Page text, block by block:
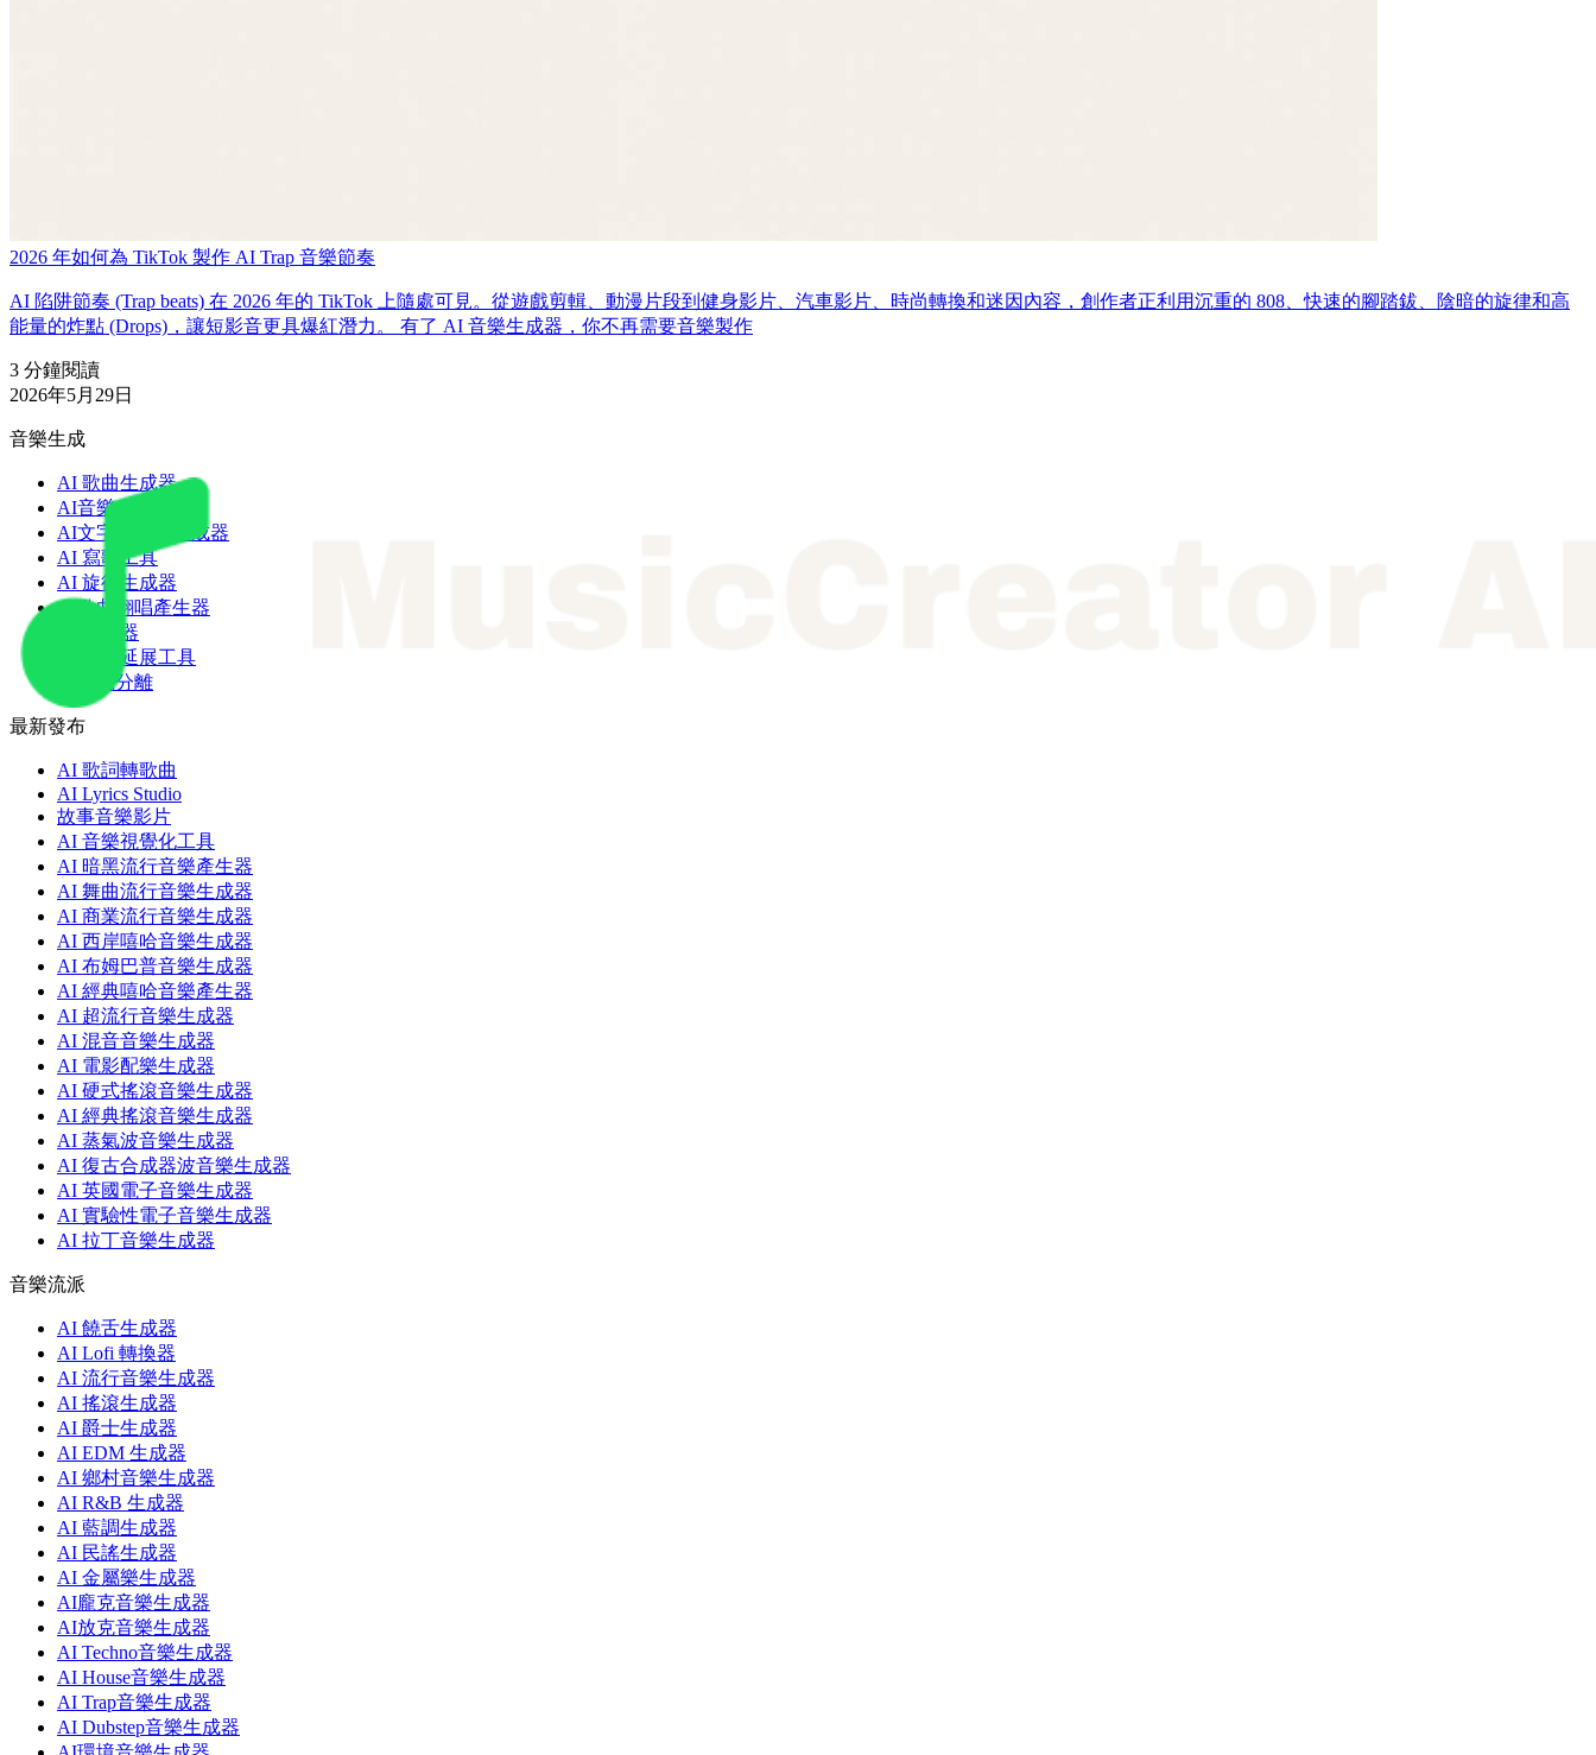
2026 年如何為 TikTok 製作 AI Trap 音樂節奏
AI 陷阱節奏 (Trap beats) 在 2026 年的 TikTok 上隨處可見。從遊戲剪輯、動漫片段到健身影片、汽車影片、時尚轉換和迷因內容，創作者正利用沉重的 808、快速的腳踏鈸、陰暗的旋律和高
能量的炸點 (Drops)，讓短影音更具爆紅潛力。 有了 AI 音樂生成器，你不再需要音樂製作
3 分鐘閱讀
2026年5月29日
音樂生成
AI 歌曲生成器
AI音樂生成器
AI文字轉音樂生成器
AI 寫歌工具
AI 旋律生成器
AI歌曲翻唱產生器
AI 混音器
AI 歌曲延展工具
AI音軌分離
最新發布
AI 歌詞轉歌曲
AI Lyrics Studio
故事音樂影片
AI 音樂視覺化工具
AI 暗黑流行音樂產生器
AI 舞曲流行音樂生成器
AI 商業流行音樂生成器
AI 西岸嘻哈音樂生成器
AI 布姆巴普音樂生成器
AI 經典嘻哈音樂產生器
AI 超流行音樂生成器
AI 混音音樂生成器
AI 電影配樂生成器
AI 硬式搖滾音樂生成器
AI 經典搖滾音樂生成器
AI 蒸氣波音樂生成器
AI 復古合成器波音樂生成器
AI 英國電子音樂生成器
AI 實驗性電子音樂生成器
AI 拉丁音樂生成器
音樂流派
AI 饒舌生成器
AI Lofi 轉換器
AI 流行音樂生成器
AI 搖滾生成器
AI 爵士生成器
AI EDM 生成器
AI 鄉村音樂生成器
AI R&B 生成器
AI 藍調生成器
AI 民謠生成器
AI 金屬樂生成器
AI龐克音樂生成器
AI放克音樂生成器
AI Techno音樂生成器
AI House音樂生成器
AI Trap音樂生成器
AI Dubstep音樂生成器